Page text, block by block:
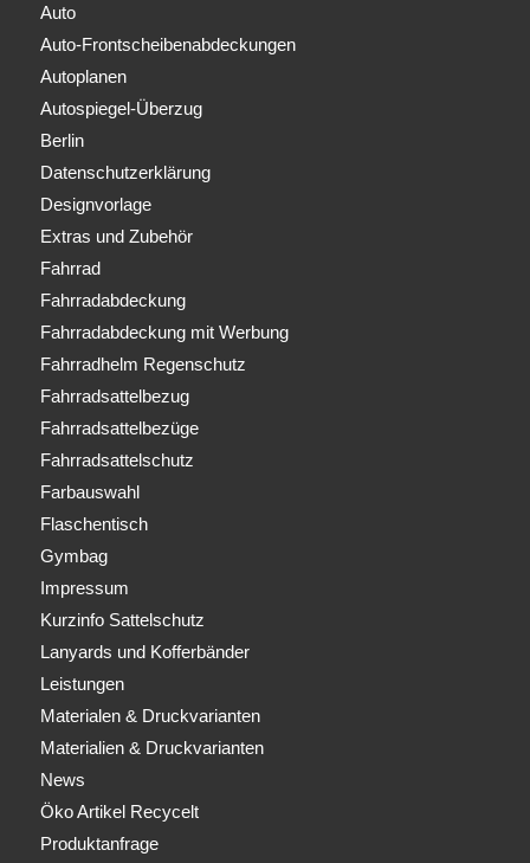
Auto
Auto-Frontscheibenabdeckungen
Autoplanen
Autospiegel-Überzug
Berlin
Datenschutzerklärung
Designvorlage
Extras und Zubehör
Fahrrad
Fahrradabdeckung
Fahrradabdeckung mit Werbung
Fahrradhelm Regenschutz
Fahrradsattelbezug
Fahrradsattelbezüge
Fahrradsattelschutz
Farbauswahl
Flaschentisch
Gymbag
Impressum
Kurzinfo Sattelschutz
Lanyards und Kofferbänder
Leistungen
Materialen & Druckvarianten
Materialien & Druckvarianten
News
Öko Artikel Recycelt
Produktanfrage